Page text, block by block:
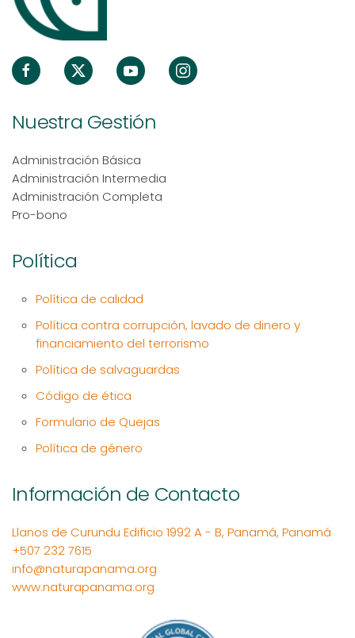
Nuestra Gestión
Administración Básica
Administración Intermedia
Administración Completa
Pro-bono
Política
Política de calidad
Política contra corrupción, lavado de dinero y
financiamiento del terrorismo
Política de salvaguardas
Código de ética
Formulario de Quejas
Política de género
Información de Contacto
Llanos de Curundu Edificio 1992 A - B, Panamá, Panamá
+507 232 7615
info@naturapanama.org
www.naturapanama.org